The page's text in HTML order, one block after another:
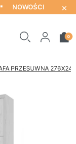
NOWOŚCI ×
0
PRZESUWNA